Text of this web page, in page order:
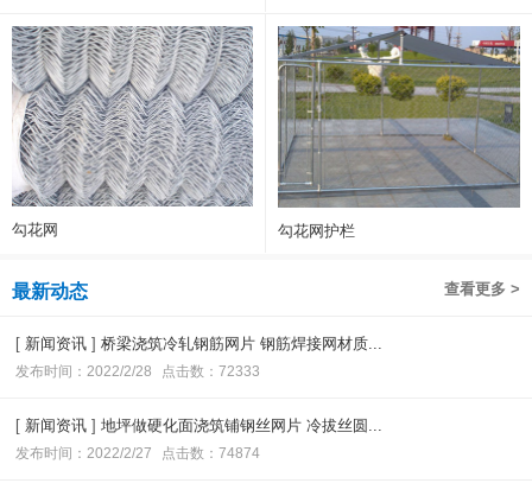
勾花网 勾花网护栏
查看更多 >
最新动态
[ 新闻资讯 ] 桥梁浇筑冷轧钢筋网片 钢筋焊接网材质...
发布时间：2022/2/28 点击数：72333
[ 新闻资讯 ] 地坪做硬化面浇筑铺钢丝网片 冷拔丝圆...
发布时间：2022/2/27 点击数：74874